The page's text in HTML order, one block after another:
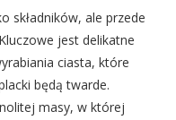
składników, ale przede
jest delikatne
ciasta, które
będą twarde.
masy, w której